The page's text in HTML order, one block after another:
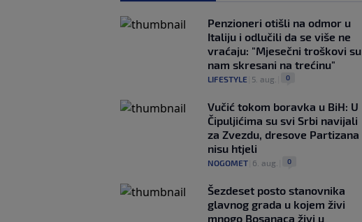
Penzioneri otišli na odmor u
Italiju i odlučili da se više ne
vraćaju: "Mjesečni troškovi su
nam skresani na trećinu"
LIFESTYLE 5. aug. 0
Vučić tokom boravka u BiH: U
Čipuljićima su svi Srbi navijali
za Zvezdu, dresove Partizana
nisu htjeli
NOGOMET 6. aug. 0
Šezdeset posto stanovnika
glavnog grada u kojem živi
mnogo Bosanaca živi u